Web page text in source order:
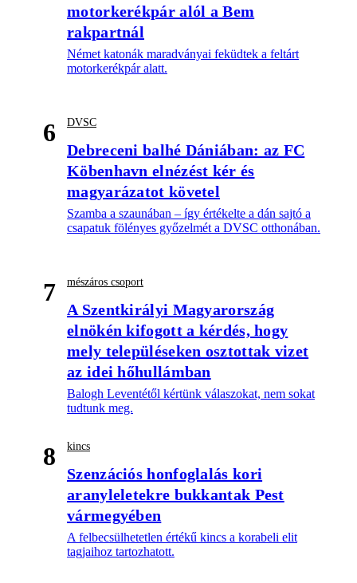
motorkerékpár alól a Bem
rakpartnál
Német katonák maradványai feküdtek a feltárt
motorkerékpár alatt.
6 DVSC
Debreceni balhé Dániában: az FC
Köbenhavn elnézést kér és
magyarázatot követel
Szamba a szaunában – így értékelte a dán sajtó a
csapatuk fölényes győzelmét a DVSC otthonában.
7 mészáros csoport
A Szentkirályi Magyarország
elnökén kifogott a kérdés, hogy
mely településeken osztottak vizet
az idei hőhullámban
Balogh Leventétől kértünk válaszokat, nem sokat
tudtunk meg.
8 kincs
Szenzációs honfoglalás kori
aranyleletekre bukkantak Pest
vármegyében
A felbecsülhetetlen értékű kincs a korabeli elit
tagjaihoz tartozhatott.